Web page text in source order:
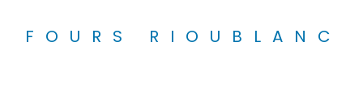
FOURS RIOUBLANC